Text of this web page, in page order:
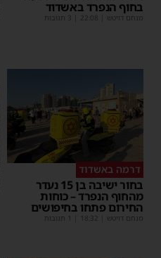
בחוף הנפרד באשדוד
מנחם דויטש 22:08
דרמה באשדוד
בחור ישיבה בן 15 נעדר
מהחוף הנפרד – כוחות
החירום פתחו בחיפושים
מנחם דויטש 18:32